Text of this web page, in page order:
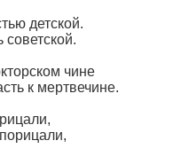
детской.
чине
к мертвечине.